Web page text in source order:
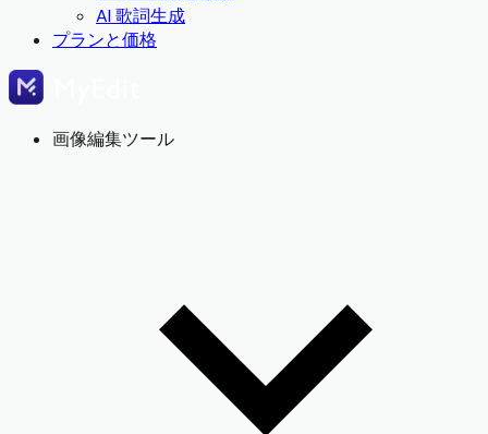
AI 歌詞生成
プランと価格
画像編集ツール